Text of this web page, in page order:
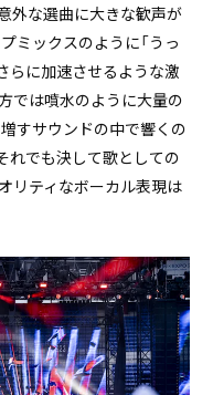
外な選曲に大きな歓声が
ミックスのように「うっ
らに加速させるような激
では噴水のように大量の
すサウンドの中で響くの
れでも決して歌としての
リティなボーカル表現は